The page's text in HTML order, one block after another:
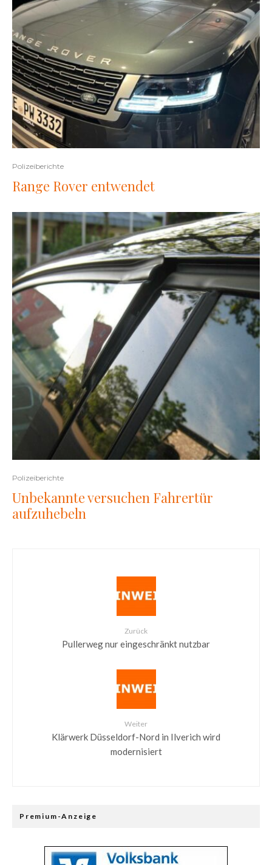
Polizeiberichte
Range Rover entwendet
Polizeiberichte
Unbekannte versuchen Fahrertür
aufzuhebeln
Zurück
Pullerweg nur eingeschränkt nutzbar
Weiter
Klärwerk Düsseldorf-Nord in Ilverich wird
modernisiert
Premium-Anzeige